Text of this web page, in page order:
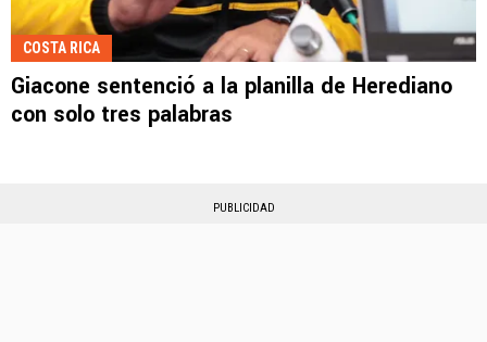
COSTA RICA
Giacone sentenció a la planilla de Herediano
con solo tres palabras
PUBLICIDAD